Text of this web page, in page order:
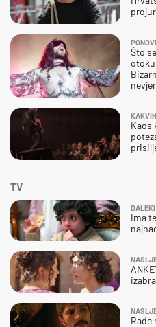
Što
Kaos
TV
Ima
Rade